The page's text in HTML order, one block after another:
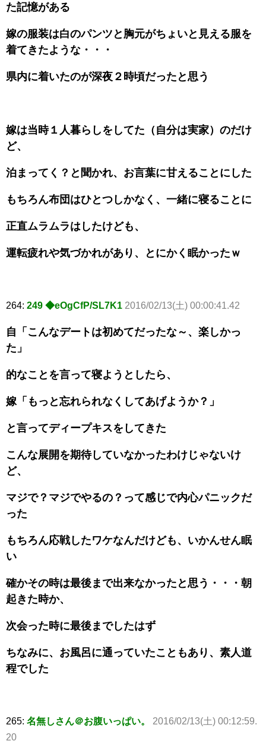
た記憶がある
嫁の服装は白のパンツと胸元がちょいと見える服を
着てきたような・・・
県内に着いたのが深夜２時頃だったと思う
嫁は当時１人暮らしをしてた（自分は実家）のだけ
ど、
泊まってく？と聞かれ、お言葉に甘えることにした
もちろん布団はひとつしかなく、一緒に寝ることに
正直ムラムラはしたけども、
運転疲れや気づかれがあり、とにかく眠かったｗ
264: 249 ◆eOgCfP/SL7K1 2016/02/13(土) 00:00:41.42
自「こんなデートは初めてだったな～、楽しかっ
た」
的なことを言って寝ようとしたら、
嫁「もっと忘れられなくしてあげようか？」
と言ってディープキスをしてきた
こんな展開を期待していなかったわけじゃないけ
ど、
マジで？マジでやるの？って感じで内心パニックだ
った
もちろん応戦したワケなんだけども、いかんせん眠
い
確かその時は最後まで出来なかったと思う・・・朝
起きた時か、
次会った時に最後までしたはず
ちなみに、お風呂に通っていたこともあり、素人道
程でした
265: 名無しさん＠お腹いっぱい。
2016/02/13(土) 00:12:59.
20